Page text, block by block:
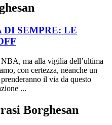
DI SEMPRE: LE
NBA, ma alla vigilia dell’ultima
con certezza, neanche un
il via da questo
...
Borghesan